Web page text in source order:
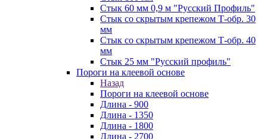
Стык 60 мм 0,9 м "Русский Профиль"
Стык со скрытым крепежом Т-обр. 30
мм
Стык со скрытым крепежом Т-обр. 40
мм
Стык 25 мм "Русский профиль"
Пороги на клеевой основе
Назад
Пороги на клеевой основе
Длина - 900
Длина - 1350
Длина - 1800
Длина - 2700